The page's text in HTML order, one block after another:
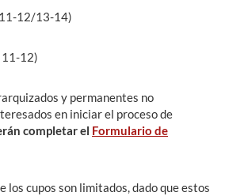
12/13-14)
11-12)
y permanentes no
en iniciar el proceso de
completar el Formulario de
los cupos son limitados, dado que estos